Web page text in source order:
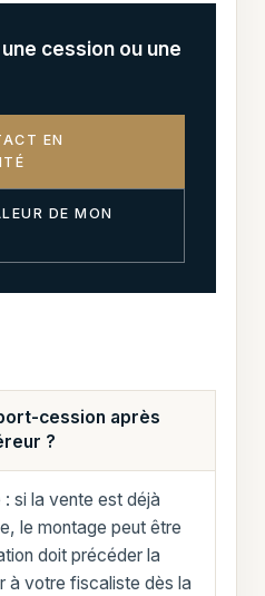
cession ou une
EN
DE MON
cession après
?
: si la vente est déjà
le montage peut être
doit précéder la
à votre fiscaliste dès la